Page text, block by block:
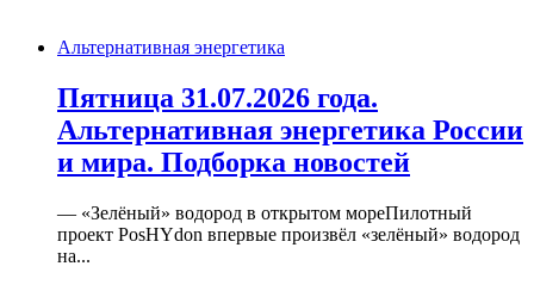
Альтернативная энергетика
Пятница 31.07.2026 года.
Альтернативная энергетика России
и мира. Подборка новостей
— «Зелёный» водород в открытом мореПилотный
проект PosHYdon впервые произвёл «зелёный» водород
на...